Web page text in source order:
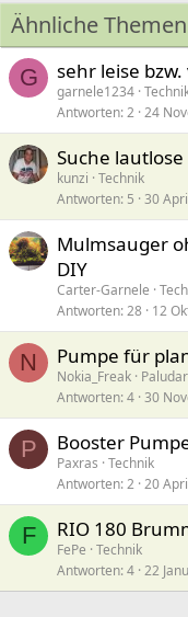
Ähnliche Themen
G sehr leise
garnele1234
Antworten 2 24
Suche
kunzi Technik
Antworten 5 30
Mulmsauger
DIY
Carter-Garnele
Antworten 28 12
N Pumpe für
Nokia_Freak
Antworten 4 30
P Booster
Paxras Technik
Antworten 2 20
F RIO 180
FePe Technik
Antworten 4 22